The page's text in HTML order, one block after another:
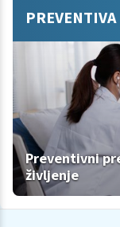
PREVENTIVA
Preventivni
življenje